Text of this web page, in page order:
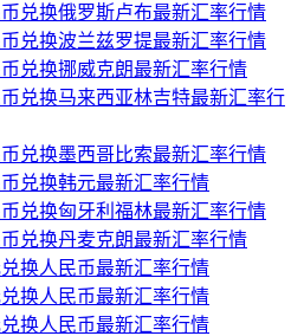
兑换俄罗斯卢布最新汇率行情
兑换波兰兹罗提最新汇率行情
兑换挪威克朗最新汇率行情
兑换马来西亚林吉特最新汇率行
兑换墨西哥比索最新汇率行情
兑换韩元最新汇率行情
兑换匈牙利福林最新汇率行情
兑换丹麦克朗最新汇率行情
换人民币最新汇率行情
换人民币最新汇率行情
换人民币最新汇率行情